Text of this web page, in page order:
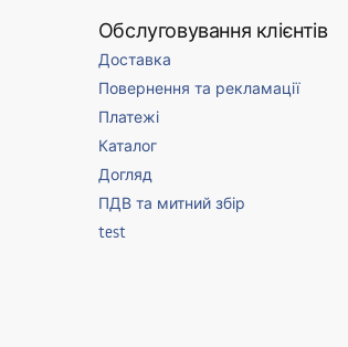
Обслуговування клієнтів
Доставка
Повернення та рекламації
Платежі
Каталог
Догляд
ПДВ та митний збір
test